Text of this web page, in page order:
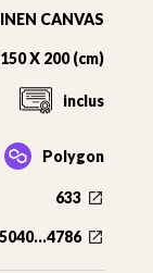
CANVAS
150 X 200 (cm)
inclus
Polygon
633